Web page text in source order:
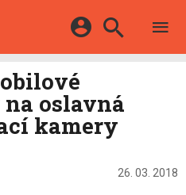
Googleoslavná
kamery
26. 03. 2018